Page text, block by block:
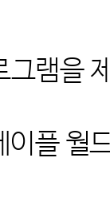
그램을
이플 월